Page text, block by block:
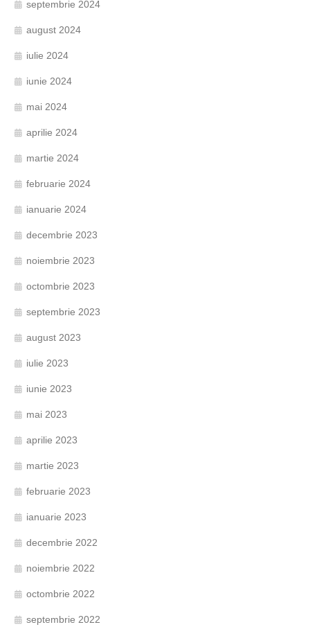
septembrie 2024
august 2024
iulie 2024
iunie 2024
mai 2024
aprilie 2024
martie 2024
februarie 2024
ianuarie 2024
decembrie 2023
noiembrie 2023
octombrie 2023
septembrie 2023
august 2023
iulie 2023
iunie 2023
mai 2023
aprilie 2023
martie 2023
februarie 2023
ianuarie 2023
decembrie 2022
noiembrie 2022
octombrie 2022
septembrie 2022